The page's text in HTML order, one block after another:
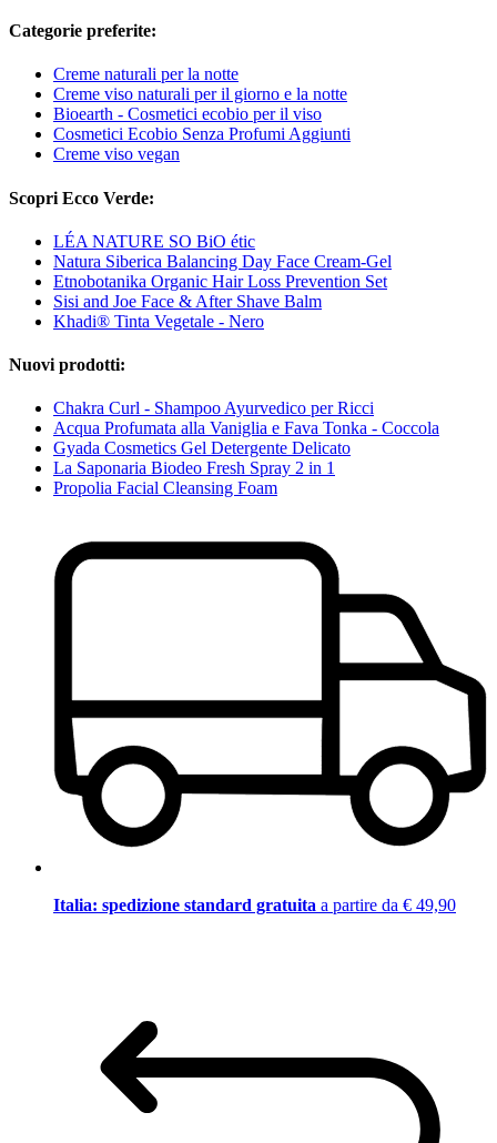
Categorie preferite:
Creme naturali per la notte
Creme viso naturali per il giorno e la notte
Bioearth - Cosmetici ecobio per il viso
Cosmetici Ecobio Senza Profumi Aggiunti
Creme viso vegan
Scopri Ecco Verde:
LÉA NATURE SO BiO étic
Natura Siberica Balancing Day Face Cream-Gel
Etnobotanika Organic Hair Loss Prevention Set
Sisi and Joe Face & After Shave Balm
Khadi® Tinta Vegetale - Nero
Nuovi prodotti:
Chakra Curl - Shampoo Ayurvedico per Ricci
Acqua Profumata alla Vaniglia e Fava Tonka - Coccola
Gyada Cosmetics Gel Detergente Delicato
La Saponaria Biodeo Fresh Spray 2 in 1
Propolia Facial Cleansing Foam
Italia: spedizione standard gratuita a partire da € 49,90